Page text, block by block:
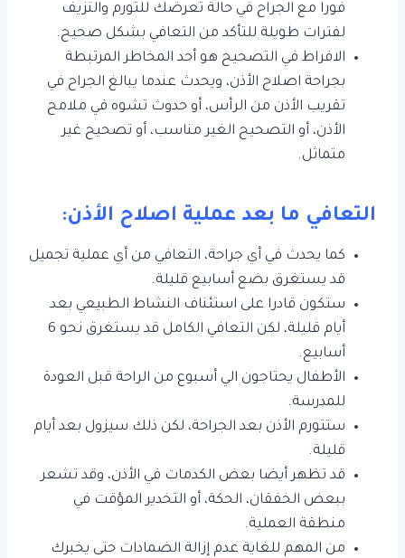
فورا مع الجراح في حالة تعرضك للتورم والنزيف
لفترات طويلة للتأكد من التعافي بشكل صحيح.
الافراط في التصحيح هو أحد المخاطر المرتبطة
بجراحة اصلاح الأذن، ويحدث عندما يبالغ الجراح في
تقريب الأذن من الرأس، أو حدوث تشوه في ملامح
الأذن، أو التصحيح الغير مناسب، أو تصحيح غير
متماثل.
التعافي ما بعد عملية اصلاح الأذن:
كما يحدث في أي جراحة، التعافي من أي عملية تجميل
قد يستغرق بضع أسابيع قليلة.
ستكون قادرا على استئناف النشاط الطبيعي بعد
أيام قليلة، لكن التعافي الكامل قد يستغرق نحو 6
أسابيع.
الأطفال يحتاجون الي أسبوع من الراحة قبل العودة
للمدرسة.
ستتورم الأذن بعد الجراحة، لكن ذلك سيزول بعد أيام
قليلة.
قد تظهر أيضا بعض الكدمات في الأذن، وقد تشعر
ببعض الخفقان، الحكة، أو التخدير المؤقت في
منطقة العملية.
من المهم للغاية عدم إزالة الضمادات حتى يخبرك